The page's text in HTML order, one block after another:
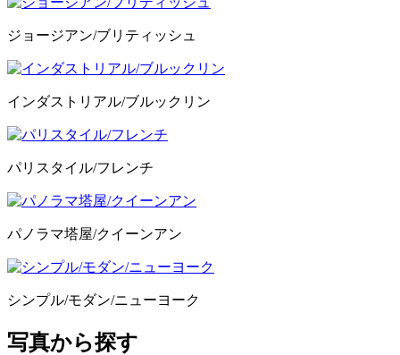
ジョージアン/ブリティッシュ
インダストリアル/ブルックリン
パリスタイル/フレンチ
パノラマ塔屋/クイーンアン
シンプル/モダン/ニューヨーク
写真から探す